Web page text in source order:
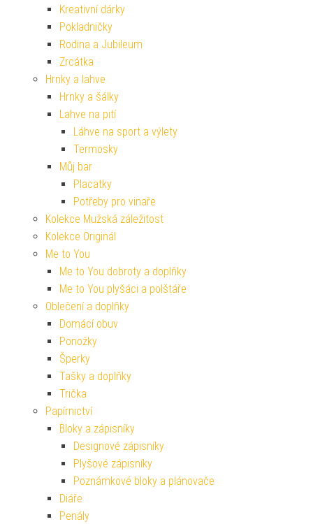
Kreativní dárky
Pokladničky
Rodina a Jubileum
Zrcátka
Hrnky a lahve
Hrnky a šálky
Lahve na pití
Láhve na sport a výlety
Termosky
Můj bar
Placatky
Potřeby pro vinaře
Kolekce Mužská záležitost
Kolekce Originál
Me to You
Me to You dobroty a doplňky
Me to You plyšáci a polštáře
Oblečení a doplňky
Domácí obuv
Ponožky
Šperky
Tašky a doplňky
Trička
Papírnictví
Bloky a zápisníky
Designové zápisníky
Plyšové zápisníky
Poznámkové bloky a plánovače
Diáře
Penály